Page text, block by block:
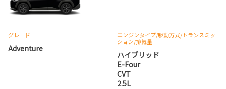
グレード
Adventure
エンジンタイプ/駆動方式/トランスミッ
ション/排気量
ハイブリッド
E-Four
CVT
2.5L